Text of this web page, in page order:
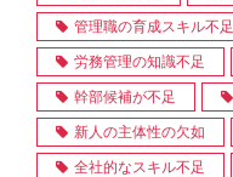
管理職の育成スキル不足
労務管理の知識不足
幹部候補が不足
新人の主体性の欠如
全社的なスキル不足